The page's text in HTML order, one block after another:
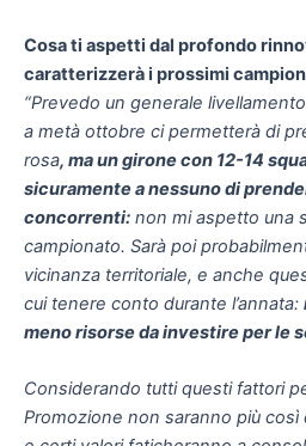
Cosa ti aspetti dal profondo
caratterizzerà i prossimi
“Prevedo un generale
a metà ottobre ci permetterà di
rosa, ma un girone con 12-14
sicuramente a nessuno di
concorrenti: non mi aspetto una
campionato. Sarà poi
vicinanza territoriale, e anche
cui tenere conto durante l’annata:
meno risorse da investire per le
Considerando tutti questi fattori
Promozione non saranno più